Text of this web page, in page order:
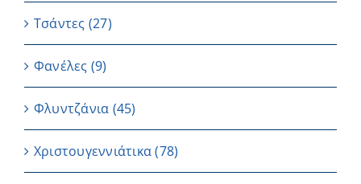
Τσάντες (27)
Φανέλες (9)
Φλυντζάνια (45)
Χριστουγεννιάτικα(78)